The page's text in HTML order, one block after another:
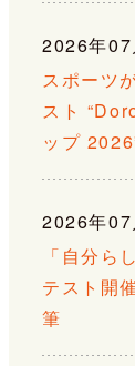
2026年07
スポーツ
スト
ップ
2026年07
「自分ら
テスト開
筆